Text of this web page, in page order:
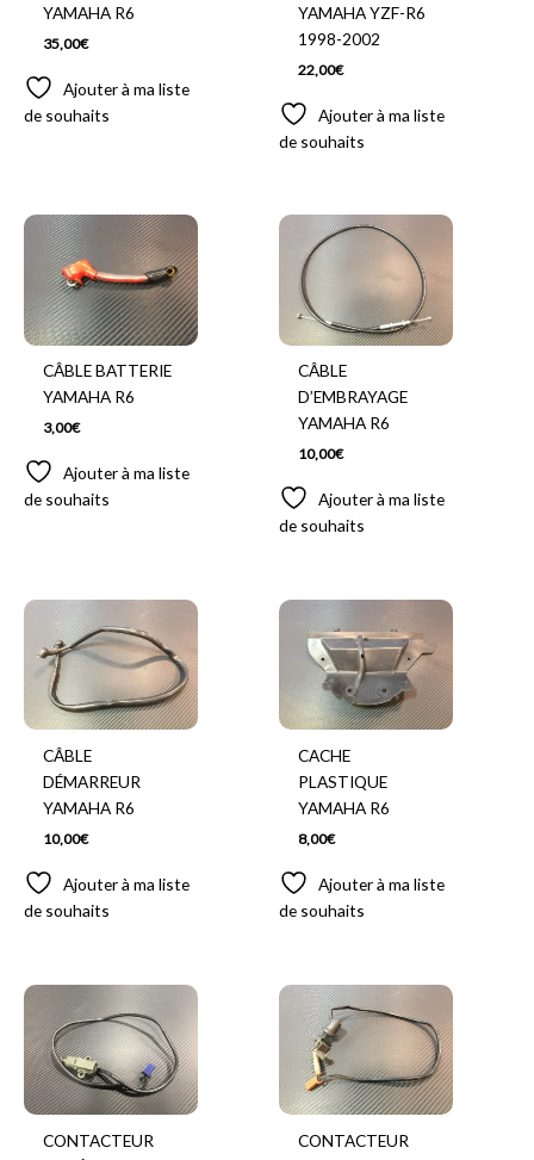
YAMAHA R6
35,00€
Ajouter à ma liste
de souhaits
YAMAHA YZF-R6
1998-2002
22,00€
Ajouter à ma liste
de souhaits
CÂBLE BATTERIE
YAMAHA R6
3,00€
Ajouter à ma liste
de souhaits
CÂBLE
D’EMBRAYAGE
YAMAHA R6
10,00€
Ajouter à ma liste
de souhaits
CÂBLE
DÉMARREUR
YAMAHA R6
10,00€
Ajouter à ma liste
de souhaits
CACHE
PLASTIQUE
YAMAHA R6
8,00€
Ajouter à ma liste
de souhaits
CONTACTEUR
CONTACTEUR